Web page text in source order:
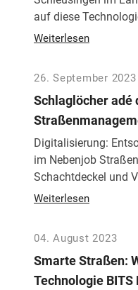
auf diese
Weiterlesen
26. September 2023
Schlaglöcher adé
Digitalisierung:
im Nebenjob
Schachtdeckel und
Weiterlesen
04. August 2023
Smarte Straßen:
Technologie